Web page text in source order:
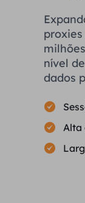
nível
dados
Alta